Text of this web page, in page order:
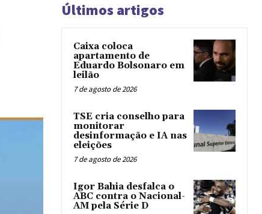
Últimos artigos
Caixa coloca
apartamento de
Eduardo Bolsonaro em
leilão
7 de agosto de 2026
TSE cria conselho para
monitorar
desinformação e IA nas
eleições
7 de agosto de 2026
Igor Bahia desfalca o
ABC contra o Nacional-
AM pela Série D